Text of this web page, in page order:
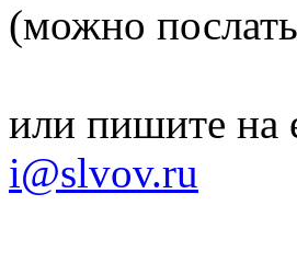
(можно
или пишите на
i@slvov.ru